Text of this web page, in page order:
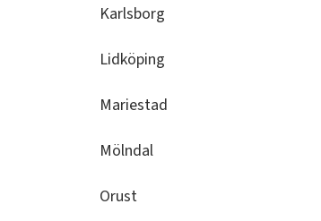
Karlsborg
Lidköping
Mariestad
Mölndal
Orust